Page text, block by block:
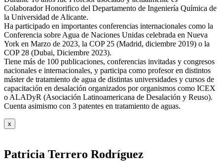
Colaborador Honorifico del Departamento de Ingeniería Química de
la Universidad de Alicante.
Ha participado en importantes conferencias internacionales como la
Conferencia sobre Agua de Naciones Unidas celebrada en Nueva
York en Marzo de 2023, la COP 25 (Madrid, diciembre 2019) o la
COP 28 (Dubai, Diciembre 2023).
Tiene más de 100 publicaciones, conferencias invitadas y congresos
nacionales e internacionales, y participa como profesor en distintos
máster de tratamiento de agua de distintas universidades y cursos de
capacitación en desalación organizados por organismos como ICEX
o ALADyR (Asociación Latinoamericana de Desalación y Reuso).
Cuenta asimismo con 3 patentes en tratamiento de aguas.
x
Patricia Terrero Rodríguez